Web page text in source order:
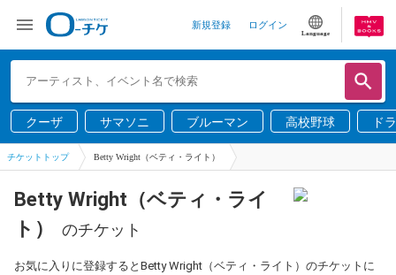
新規登録 ログイン
Language
クーザ サマソニ ブルーマン 高校野球 ド
チケットトップ Betty Wright（ベティ・ライト）
Betty Wright（ベティ・ライ
ト）
のチケット
お気に入りに登録するとBetty Wright（ベティ・ライト）のチケットに